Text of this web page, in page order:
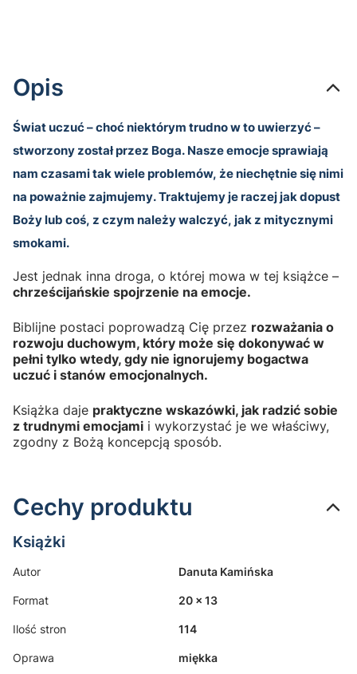
Opis
Świat uczuć – choć niektórym trudno w to uwierzyć –
stworzony został przez Boga. Nasze emocje sprawiają
nam czasami tak wiele problemów, że niechętnie się nimi
na poważnie zajmujemy. Traktujemy je raczej jak dopust
Boży lub coś, z czym należy walczyć, jak z mitycznymi
smokami.
Jest jednak inna droga, o której mowa w tej książce –
chrześcijańskie spojrzenie na emocje.
Biblijne postaci poprowadzą Cię przez rozważania o
rozwoju duchowym, który może się dokonywać w
pełni tylko wtedy, gdy nie ignorujemy bogactwa
uczuć i stanów emocjonalnych.
Książka daje praktyczne wskazówki, jak radzić sobie
z trudnymi emocjami i wykorzystać je we właściwy,
zgodny z Bożą koncepcją sposób.
Cechy produktu
Książki
Autor Danuta Kamińska
Format 20 × 13
Ilość stron 114
Oprawa miękka